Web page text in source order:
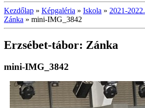
Kezdőlap » Képgaléria » Iskola » 2021-2022.
Zánka » mini-IMG_3842
Erzsébet-tábor: Zánka
mini-IMG_3842